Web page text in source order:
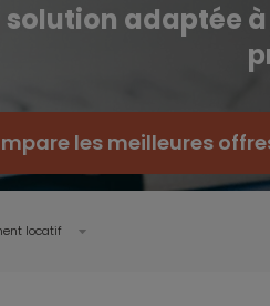
solution adaptée
les meilleures
locatif